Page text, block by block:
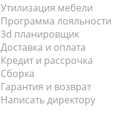
Утилизация мебели
Программа лояльности
3d планировщик
Доставка и оплата
Кредит и рассрочка
Сборка
Гарантия и возврат
Написать директору